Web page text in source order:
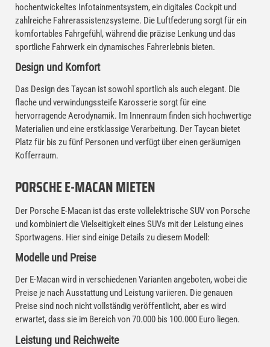
hochentwickeltes Infotainmentsystem, ein digitales Cockpit und
zahlreiche Fahrerassistenzsysteme. Die Luftfederung sorgt für ein
komfortables Fahrgefühl, während die präzise Lenkung und das
sportliche Fahrwerk ein dynamisches Fahrerlebnis bieten.
Design und Komfort
Das Design des Taycan ist sowohl sportlich als auch elegant. Die
flache und verwindungssteife Karosserie sorgt für eine
hervorragende Aerodynamik. Im Innenraum finden sich hochwertige
Materialien und eine erstklassige Verarbeitung. Der Taycan bietet
Platz für bis zu fünf Personen und verfügt über einen geräumigen
Kofferraum.
PORSCHE E-MACAN MIETEN
Der Porsche E-Macan ist das erste vollelektrische SUV von Porsche
und kombiniert die Vielseitigkeit eines SUVs mit der Leistung eines
Sportwagens. Hier sind einige Details zu diesem Modell:
Modelle und Preise
Der E-Macan wird in verschiedenen Varianten angeboten, wobei die
Preise je nach Ausstattung und Leistung variieren. Die genauen
Preise sind noch nicht vollständig veröffentlicht, aber es wird
erwartet, dass sie im Bereich von 70.000 bis 100.000 Euro liegen.
Leistung und Reichweite